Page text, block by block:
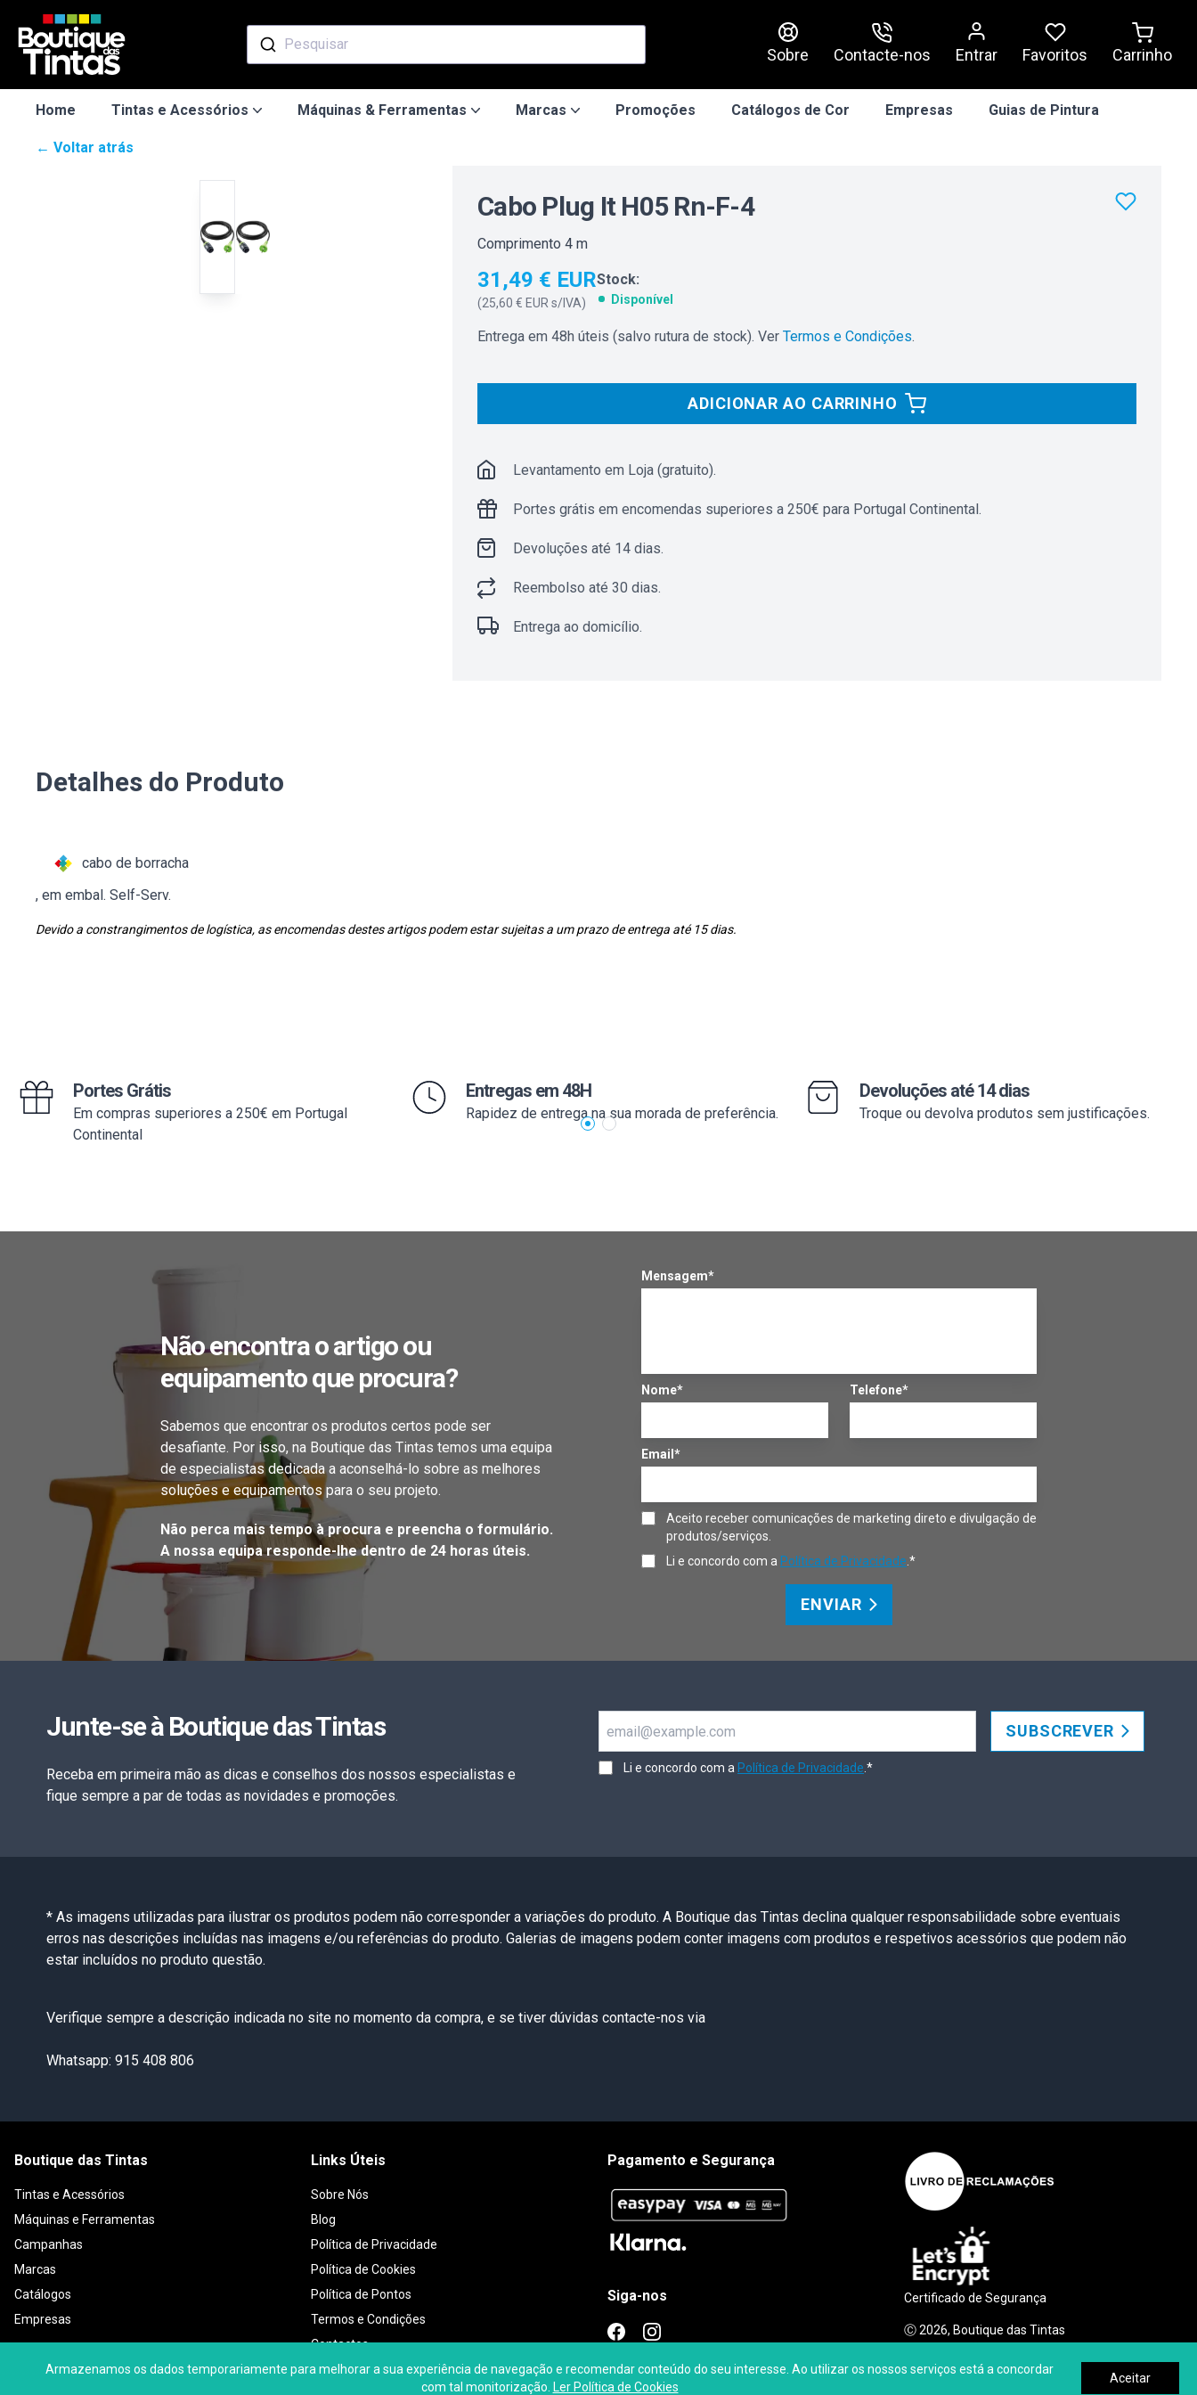
Pesquisar
Sobre Contacte-nos Entrar Favoritos Carrinho
Home Tintas e Acessórios Máquinas & Ferramentas Marcas Promoções Catálogos de Cor Empresas Guias de Pintura
← Voltar atrás
Cabo Plug It H05 Rn-F-4
Comprimento 4 m
31,49 € EUR
(25,60 € EUR s/IVA)
Stock:
Disponível
Entrega em 48h úteis (salvo rutura de stock). Ver Termos e Condições.
ADICIONAR AO CARRINHO
Levantamento em Loja (gratuito).
Portes grátis em encomendas superiores a 250€ para Portugal Continental.
Devoluções até 14 dias.
Reembolso até 30 dias.
Entrega ao domicílio.
Detalhes do Produto
cabo de borracha
, em embal. Self-Serv.
Devido a constrangimentos de logística, as encomendas destes artigos podem estar sujeitas a um prazo de entrega até 15 dias.
Portes Grátis
Em compras superiores a 250€ em Portugal
Continental
Entregas em 48H
Rapidez de entrega na sua morada de preferência.
Devoluções até 14 dias
Troque ou devolva produtos sem justificações.
Não encontra o artigo ou
equipamento que procura?
Sabemos que encontrar os produtos certos pode ser
desafiante. Por isso, na Boutique das Tintas temos uma equipa
de especialistas dedicada a aconselhá-lo sobre as melhores
soluções e equipamentos para o seu projeto.
Não perca mais tempo à procura e preencha o formulário.
A nossa equipa responde-lhe dentro de 24 horas úteis.
Mensagem*
Nome* Telefone*
Email*
Aceito receber comunicações de marketing direto e divulgação de
produtos/serviços.
Li e concordo com a Política de Privacidade .*
ENVIAR
Junte-se à Boutique das Tintas
Receba em primeira mão as dicas e conselhos dos nossos especialistas e
fique sempre a par de todas as novidades e promoções.
SUBSCREVER
Li e concordo com a Política de Privacidade .*
* As imagens utilizadas para ilustrar os produtos podem não corresponder a variações do produto. A Boutique das Tintas declina qualquer responsabilidade sobre eventuais
erros nas descrições incluídas nas imagens e/ou referências do produto. Galerias de imagens podem conter imagens com produtos e respetivos acessórios que podem não
estar incluídos no produto questão.
Verifique sempre a descrição indicada no site no momento da compra, e se tiver dúvidas contacte-nos via
Whatsapp: 915 408 806
Armazenamos os dados temporariamente para melhorar a sua experiência de navegação e recomendar conteúdo do seu interesse. Ao utilizar os nossos serviços está a concordar
com tal monitorização. Ler Política de Cookies
Aceitar
Boutique das Tintas
Tintas e Acessórios
Máquinas e Ferramentas
Campanhas
Marcas
Catálogos
Empresas
Links Úteis
Sobre Nós
Blog
Política de Privacidade
Política de Cookies
Política de Pontos
Termos e Condições
Contactos
Condições Gerais de Venda
Pagamento e Segurança
Siga-nos Certificado de Segurança
Ⓒ2026, Boutique das Tintas